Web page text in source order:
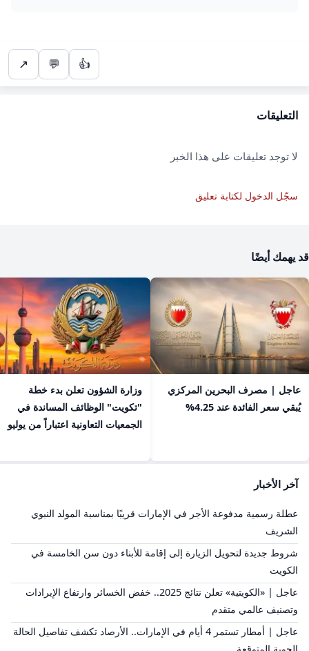
👍
💬
↗
التعليقات
لا توجد تعليقات على هذا الخبر
سجّل الدخول لكتابة تعليق
قد يهمك أيضًا
عاجل | مصرف البحرين المركزي
يُبقي سعر الفائدة عند 4.25%
​وزارة الشؤون تعلن بدء خطة
"تكويت" الوظائف المساندة في
الجمعيات التعاونية اعتباراً من يوليو
آخر الأخبار
عطلة رسمية مدفوعة الأجر في الإمارات قريبًا بمناسبة المولد النبوي
الشريف
شروط جديدة لتحويل الزيارة إلى إقامة للأبناء دون سن الخامسة في
الكويت
عاجل | «الكويتية» تعلن نتائج 2025.. خفض الخسائر وارتفاع الإيرادات
وتصنيف عالمي متقدم
عاجل | أمطار تستمر 4 أيام في الإمارات.. الأرصاد تكشف تفاصيل الحالة